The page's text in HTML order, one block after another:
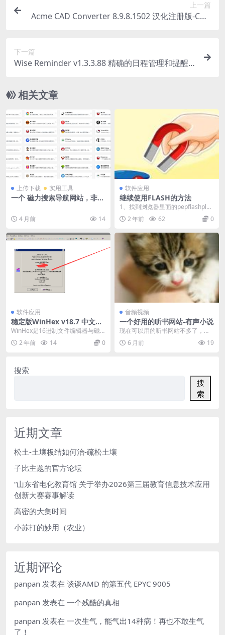
上一篇
Acme CAD Converter 8.9.8.1502 汉化注册版-CAD
下一篇
Wise Reminder v1.3.3.88 精确的日程管理和提醒
相关文章
上传下载 实用工具
一个 磁力搜索导航网站，非常
4 月前 14
软件应用
继续使用FLASH的方法
1、找到浏览器里面的pepflashplay
er.dll chrome： C:\...
2 年前 62 0
软件应用
稳定版WinHex v18.7 中文绿
色特别版X86&X64-十六进制
编辑器
WinHex是16进制文件编辑器与磁
盘编辑必备软件！ 它文件小、速度
快，功能不输...
2 年前 14 0
音频视频
一个好用的听书网站-有声小说
现在可以用的听书网站不多了，这
个无广告，亲测可用～ http://ww
w.y...6 月前 19
搜索
搜
索
近期文章
松土-土壤板结如何治-疏松土壤
子比主题的官方论坛
“山东省电化教育馆 关于举办2026第三届教育信息技术应用
创新大赛赛事解读
高密的大集时间
小苏打的妙用（农业）
近期评论
panpan 发表在 谈谈AMD 的第五代 EPYC 9005
panpan 发表在 一个残酷的真相
panpan 发表在 一次生气，能气出14种病！再也不敢生气
了！